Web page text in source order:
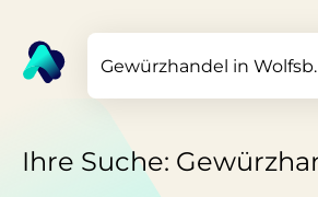
Ihre Suche: